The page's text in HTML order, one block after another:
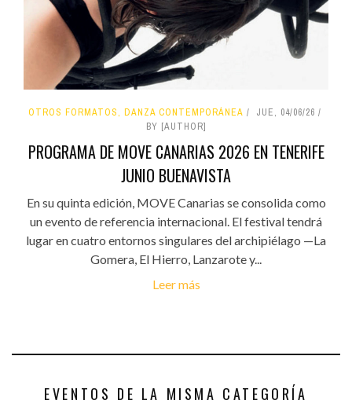
OTROS FORMATOS, DANZA CONTEMPORÁNEA
JUE, 04/06/26
BY [AUTHOR]
PROGRAMA DE MOVE CANARIAS 2026 EN TENERIFE
JUNIO BUENAVISTA
En su quinta edición, MOVE Canarias se consolida como
un evento de referencia internacional. El festival tendrá
lugar en cuatro entornos singulares del archipiélago —La
Gomera, El Hierro, Lanzarote y...
Leer más
EVENTOS DE LA MISMA CATEGORÍA